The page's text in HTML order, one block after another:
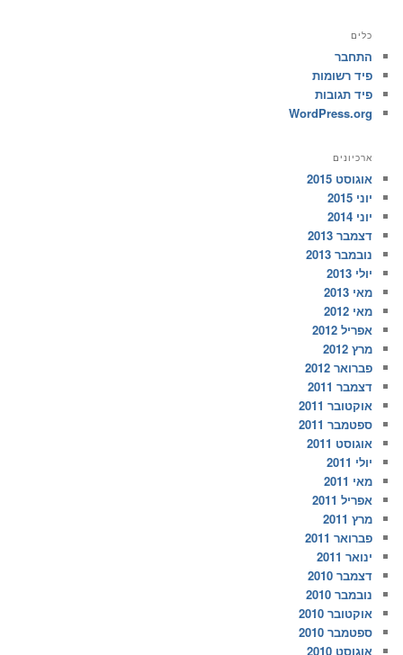
כלים
התחבר
פיד רשומות
פיד תגובות
WordPress.org
ארכיונים
אוגוסט 2015
יוני 2015
יוני 2014
דצמבר 2013
נובמבר 2013
יולי 2013
מאי 2013
מאי 2012
אפריל 2012
מרץ 2012
פברואר 2012
דצמבר 2011
אוקטובר 2011
ספטמבר 2011
אוגוסט 2011
יולי 2011
מאי 2011
אפריל 2011
מרץ 2011
פברואר 2011
ינואר 2011
דצמבר 2010
נובמבר 2010
אוקטובר 2010
ספטמבר 2010
אוגוסט 2010